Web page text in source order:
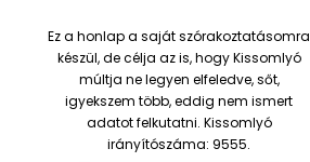
Ez a honlap a saját szórakoztatásomra
készül, de célja az is, hogy Kissomlyó
múltja ne legyen elfeledve, sőt,
igyekszem több, eddig nem ismert
adatot felkutatni. Kissomlyó
irányítószáma: 9555.